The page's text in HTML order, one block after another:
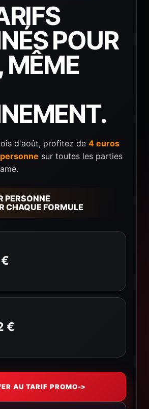
POUR
MÊME
d'août, profitez de 4 euros
sur toutes les parties
PERSONNE
CHAQUE FORMULE
€
AU TARIF PROMO->